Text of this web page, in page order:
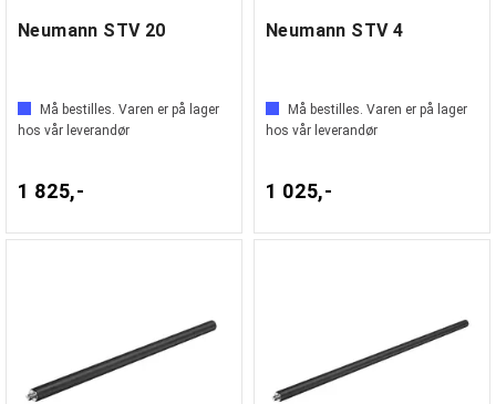
Neumann STV 20
Må bestilles. Varen er på lager
hos vår leverandør
1 825,-
Neumann STV 4
Må bestilles. Varen er på lager
hos vår leverandør
1 025,-